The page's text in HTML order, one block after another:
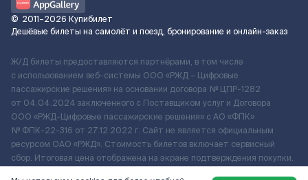
© 2011–2026 Купибилет
Дешёвые билеты на самолёт и поезд, бронирование и онлайн-заказ
Ж/Д билеты предоставляются партнёрами, в том числе
с использованием веб-системы ООО «РЖД – Цифровые
пассажирские решения» на основании договора № ЦПР-1282
от 04.04.2024 заключенного с Поставщиком услуг и Договора
ООО «РЖД-Цифровые пассажирские решения» c АО «ФПК»
№ ФПК-22-316 от 27.12.2022 г. Сайт не является официальным
ресурсом ОАО «РЖД». Стоимость билетов включает сервисный
сбор. Итоговая цена отображена на экране подтверждения покупки.